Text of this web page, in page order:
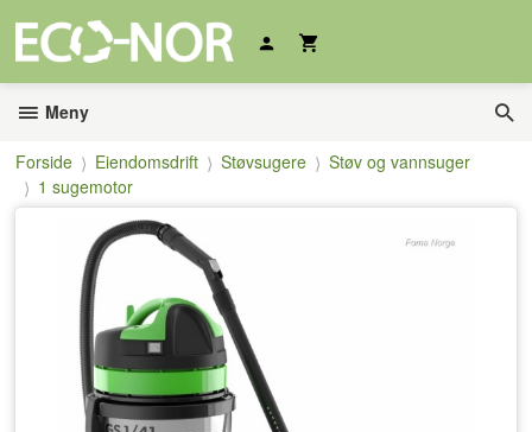
innholdet
Meny
Forside Eiendomsdrift Støvsugere
Støv og vannsuger
1 sugemotor